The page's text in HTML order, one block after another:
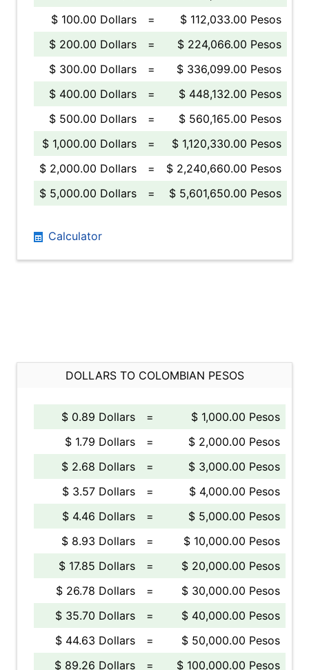
$ 100.00 Dollars
=
$ 112,033.00 Pesos
$ 200.00 Dollars
=
$ 224,066.00 Pesos
$ 300.00 Dollars
=
$ 336,099.00 Pesos
$ 400.00 Dollars
=
$ 448,132.00 Pesos
$ 500.00 Dollars
=
$ 560,165.00 Pesos
$ 1,000.00 Dollars
=
$ 1,120,330.00 Pesos
$ 2,000.00 Dollars
=
$ 2,240,660.00 Pesos
$ 5,000.00 Dollars
= $ 5,601,650.00 Pesos
Calculator
DOLLARS TO COLOMBIAN PESOS
$ 0.89 Dollars =
$ 1,000.00 Pesos
$ 1.79 Dollars
=
$ 2,000.00 Pesos
$ 2.68 Dollars
=
$ 3,000.00 Pesos
$ 3.57 Dollars
=
$ 4,000.00 Pesos
$ 4.46 Dollars
=
$ 5,000.00 Pesos
$ 8.93 Dollars
=
$ 10,000.00 Pesos
$ 17.85 Dollars
=
$ 20,000.00 Pesos
$ 26.78 Dollars
=
$ 30,000.00 Pesos
$ 35.70 Dollars
=
$ 40,000.00 Pesos
$ 44.63 Dollars
=
$ 50,000.00 Pesos
$ 89.26 Dollars
= $ 100,000.00 Pesos